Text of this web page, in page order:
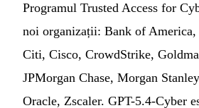
Programul Trusted Access for
noi organizații: Bank of
Citi, Cisco, CrowdStrike,
JPMorgan Chase, Morgan
Oracle, Zscaler. GPT-5.4-Cyber